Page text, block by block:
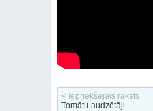
< Iepriekšējais raksts
Tomātu audzētāji